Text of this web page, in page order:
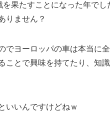
果たすことになった年でし
りません？
でヨーロッパの車は本当に
ことで興味を持てたり、知
いいんですけどねｗ